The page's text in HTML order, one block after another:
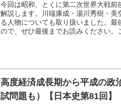
今回は昭和、とくに第二次世界大戦前
解説します。川端康成・湯川秀樹・美
る人物についても取り扱いました。最
ので、ぜひ最後までお読みください。
高度経済成長期から平成の政
試問題も）【日本史第81回】